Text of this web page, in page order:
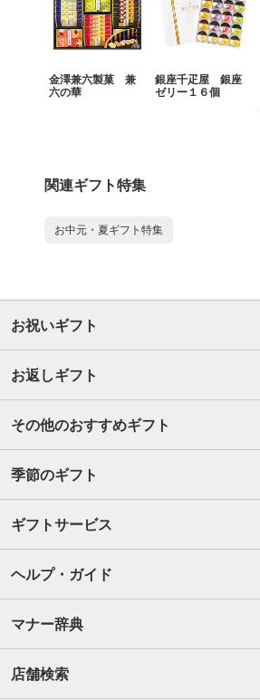
金澤兼六製菓 兼
六の華
銀座千疋屋 銀座
ゼリー１６個
関連ギフト特集
お中元・夏ギフト特集
お祝いギフト
お返しギフト
その他のおすすめギフト
季節のギフト
ギフトサービス
ヘルプ・ガイド
マナー辞典
店舗検索